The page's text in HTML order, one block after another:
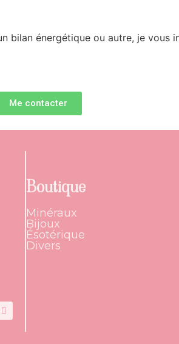
bilan énergétique ou autre, je
Me contacter
Boutique
Minéraux
Bijoux
Ésotérique
Divers